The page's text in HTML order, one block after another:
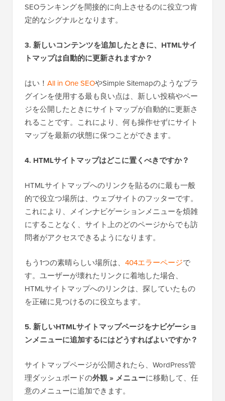
SEOランキングを間接的に向上させるのに役立つ肯
定的なシグナルとなります。
3. 新しいコンテンツを追加したときに、HTMLサイ
トマップは自動的に更新されますか？
はい！ All in One SEOやSimple Sitemapのようなプラ
グインを使用する最も良い点は、新しい投稿やペー
ジを公開したときにサイトマップが自動的に更新さ
れることです。これにより、何も操作せずにサイト
マップを最新の状態に保つことができます。
4. HTMLサイトマップはどこに置くべきですか？
HTMLサイトマップへのリンクを貼るのに最も一般
的で役立つ場所は、ウェブサイトのフッターです。
これにより、メインナビゲーションメニューを煩雑
にすることなく、サイト上のどのページからでも訪
問者がアクセスできるようになります。
もう1つの素晴らしい場所は、 404エラーページで
す。ユーザーが壊れたリンクに着地した場合、
HTMLサイトマップへのリンクは、探していたもの
を正確に見つけるのに役立ちます。
5. 新しいHTMLサイトマップページをナビゲーショ
ンメニューに追加するにはどうすればよいですか？
サイトマップページが公開されたら、WordPress管
理ダッシュボードの外観 » メニューに移動して、任
意のメニューに追加できます。